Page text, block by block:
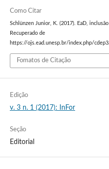
Como Citar
Schlünzen Junior, K. (2017). EaD,
Recuperado de
https://ojs.ead.unesp.br/index.php/
Fomatos de Citação
Edição
v. 3 n. 1 (2017): InFor
Seção
Editorial